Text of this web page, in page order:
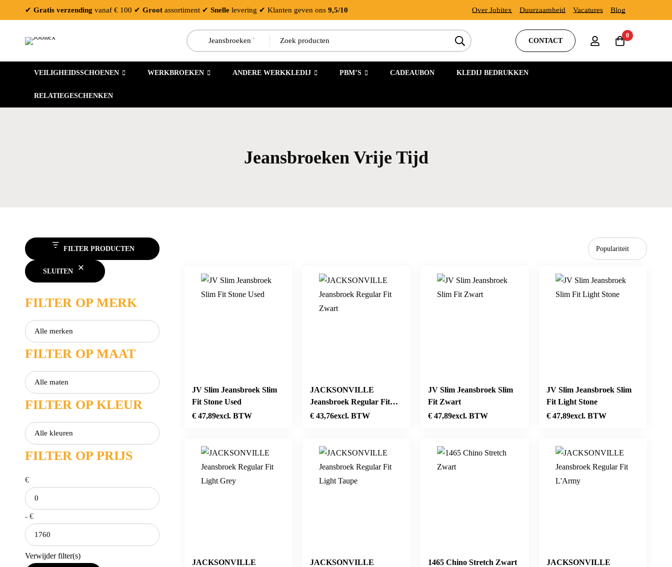
✔ Gratis verzending vanaf € 100 ✔ Groot assortiment ✔ Snelle levering ✔ Klanten geven ons 9,5/10 Over Jobitex Duurzaamheid Vacatures Blog
Zoeken:
CONTACT
0
VEILIGHEIDSSCHOENEN WERKBROEKEN ANDERE WERKKLEDIJ PBM’S CADEAUBON KLEDIJ BEDRUKKEN
RELATIEGESCHENKEN
Jeansbroeken Vrije Tijd
FILTER PRODUCTEN
SLUITEN
FILTER OP MERK
FILTER OP MAAT
FILTER OP KLEUR
FILTER OP PRIJS
€
- €
Verwijder filter(s)
Populariteit
JV Slim Jeansbroek Slim
Fit Stone Used
€47,89excl. BTW
JACKSONVILLE
Jeansbroek Regular Fit
Zwart
€43,76excl. BTW
JV Slim Jeansbroek Slim
Fit Zwart
€ 47,89excl. BTW
JV Slim Jeansbroek Slim
Fit Light Stone
€47,89excl. BTW
JACKSONVILLE
JACKSONVILLE
1465 Chino Stretch Zwart
JACKSONVILLE